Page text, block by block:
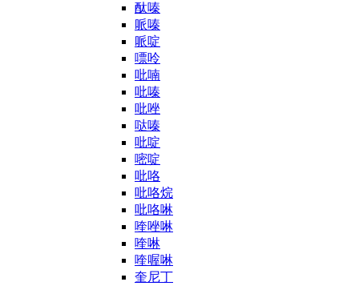
酞嗪
哌嗪
哌啶
嘌呤
吡喃
吡嗪
吡唑
哒嗪
吡啶
嘧啶
吡咯
吡咯烷
吡咯啉
喹唑啉
喹啉
喹喔啉
奎尼丁